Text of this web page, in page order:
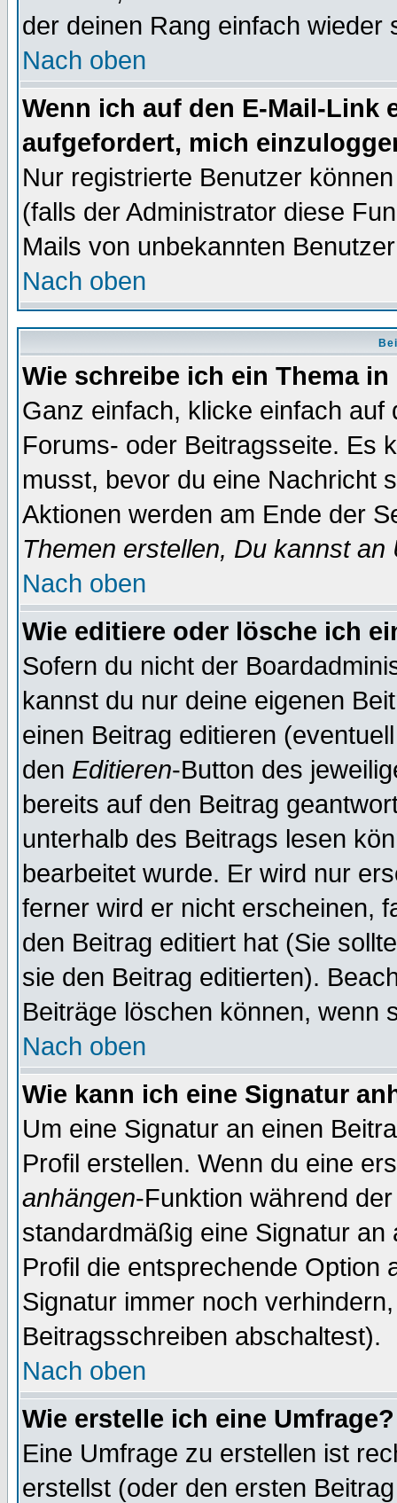
der deinen Rang einfach wieder
Nach oben
Wenn ich auf den E-Mail-Link
aufgefordert, mich
Nur registrierte Benutzer
(falls der Administrator diese
Mails von unbekannten
Nach oben
Wie schreibe ich ein Thema
Ganz einfach, klicke einfach
Forums- oder Beitragsseite. Es
musst, bevor du eine Nachricht
Aktionen werden am Ende der
Themen erstellen, Du kannst
Nach oben
Wie editiere oder lösche ich
Sofern du nicht der
kannst du nur deine eigenen
einen Beitrag editieren
den Editieren-Button des
bereits auf den Beitrag
unterhalb des Beitrags lesen
bearbeitet wurde. Er wird nur
ferner wird er nicht erscheinen,
den Beitrag editiert hat (Sie
sie den Beitrag editierten).
Beiträge löschen können, wenn
Nach oben
Wie kann ich eine Signatur
Um eine Signatur an einen
Profil erstellen. Wenn du eine
anhängen-Funktion während
standardmäßig eine Signatur
Profil die entsprechende Option
Signatur immer noch
Beitragsschreiben abschaltest).
Nach oben
Wie erstelle ich eine Umfrage?
Eine Umfrage zu erstellen ist
erstellst (oder den ersten